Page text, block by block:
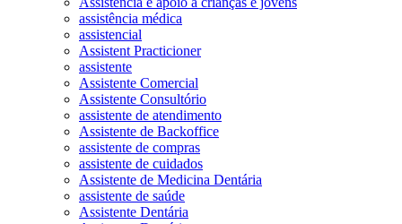
assistência médica
assistencial
Assistent Practicioner
assistente
Assistente Comercial
Assistente Consultório
assistente de atendimento
Assistente de Backoffice
assistente de compras
assistente de cuidados
Assistente de Medicina Dentária
assistente de saúde
Assistente Dentária